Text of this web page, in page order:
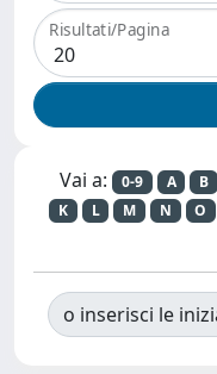
Risultati/Pagina
Vai a: 0-9 A B
K
L M N O
o inserisci le